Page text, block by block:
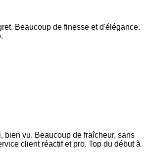
Beaucoup de finesse et d'élégance.
bien vu. Beaucoup de fraîcheur, sans
client réactif et pro. Top du début à